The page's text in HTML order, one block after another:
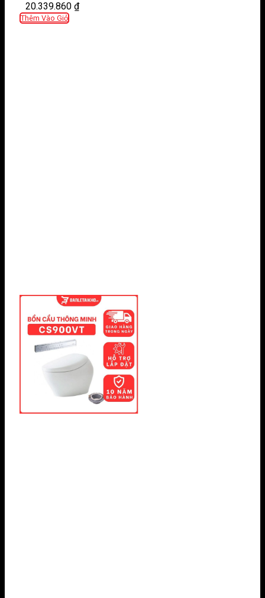
TCF24410AAA
20.339.860 ₫
Thêm Vào Giỏ